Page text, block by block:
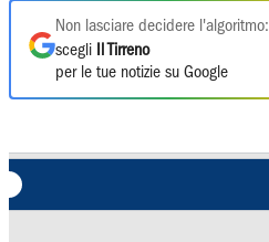
Non lasciare decidere l'algoritmo:
scegli
Il Tirreno
per le tue notizie su Google